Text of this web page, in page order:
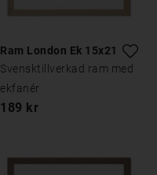
Ram London Ek 15x21
Svensktillverkad ram med
ekfanér
189 kr